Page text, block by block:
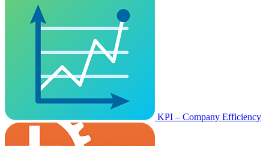
KPI – Company Efficiency